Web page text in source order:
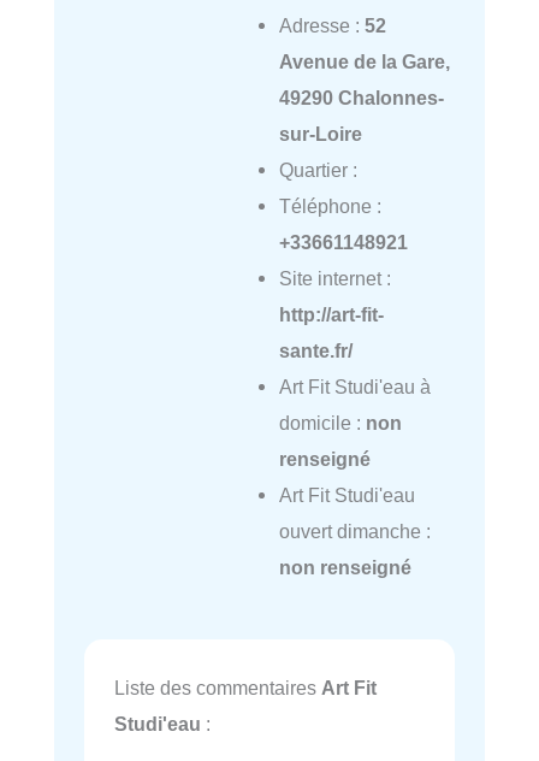
Adresse : 52
Avenue de la Gare,
49290 Chalonnes-
sur-Loire
Quartier :
Téléphone :
+33661148921
Site internet :
http://art-fit-
sante.fr/
Art Fit Studi'eau à
domicile : non
renseigné
Art Fit Studi'eau
ouvert dimanche :
non renseigné
Liste des commentaires Art Fit
Studi'eau :